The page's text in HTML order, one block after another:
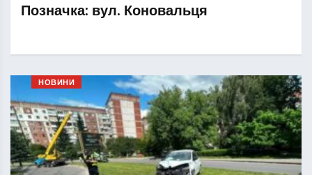
Позначка: вул. Коновальця
НОВИНИ